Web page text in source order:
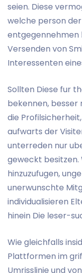
seien. Diese
welche person
entgegennehmen
Versenden von
Interessenten
Sollten Diese fur
bekennen, besser
die
aufwarts der
unterreden nur
geweckt besitzen.
hinzuzufugen,
unerwunschte
individualisieren
hinein Die leser-
Wie gleichfalls
Plattformen im
Umrisslinie und